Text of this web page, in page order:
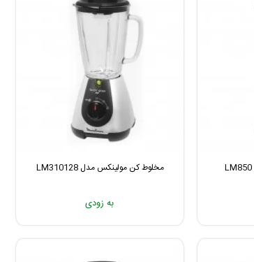
مخلوط کن مولینکس مدل LM310128
به زودی